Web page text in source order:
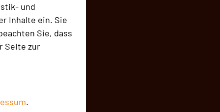
und
Inhalte ein. Sie
Sie, dass
Seite zur
.